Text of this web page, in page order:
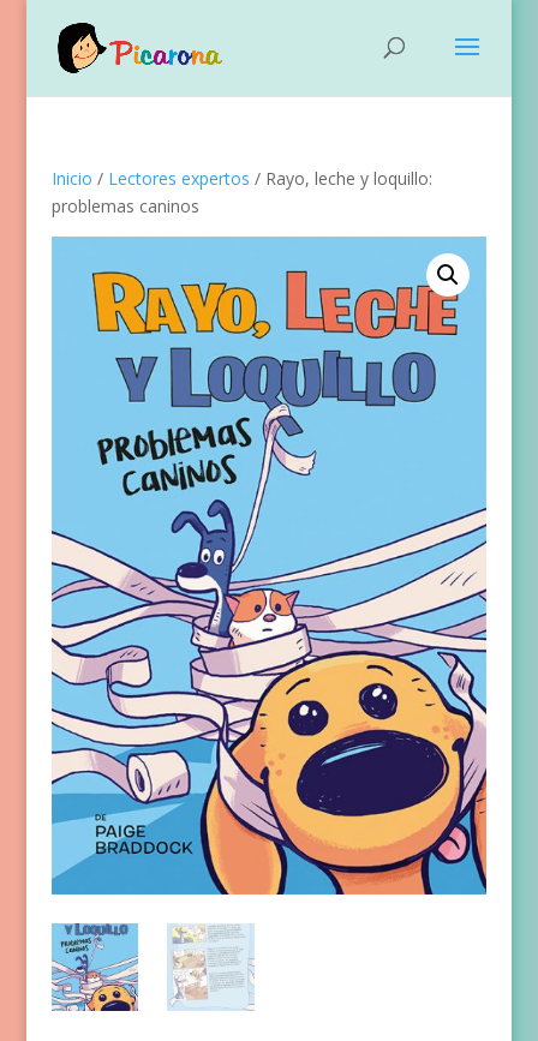
Inicio / Lectores expertos / Rayo, leche y loquillo:
problemas caninos